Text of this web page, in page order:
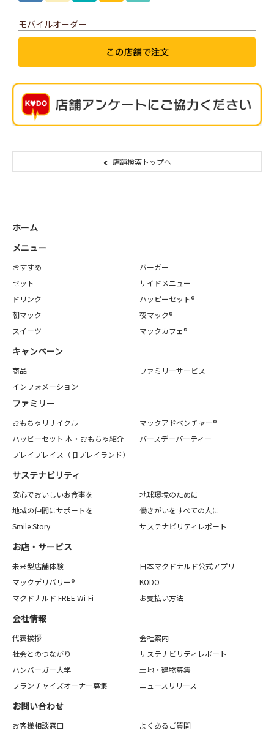
モバイルオーダー
店舗検索トップへ
ホーム
メニュー
おすすめ
バーガー
セット
サイドメニュー
ドリンク
ハッピーセット®
朝マック
夜マック®
スイーツ
マックカフェ®
キャンペーン
商品
ファミリーサービス
インフォメーション
ファミリー
おもちゃリサイクル
マックアドベンチャー®
ハッピーセット 本・おもちゃ紹介
バースデーパーティー
プレイプレイス（旧プレイランド）
サステナビリティ
安心でおいしいお食事を
地球環境のために
地域の仲間にサポートを
働きがいをすべての人に
Smile Story
サステナビリティレポート
お店・サービス
未来型店舗体験
日本マクドナルド公式アプリ
マックデリバリー®
KODO
マクドナルド FREE Wi-Fi
お支払い方法
会社情報
代表挨拶
会社案内
社会とのつながり
サステナビリティレポート
ハンバーガー大学
土地・建物募集
フランチャイズオーナー募集
ニュースリリース
お問い合わせ
お客様相談窓口 よくあるご質問